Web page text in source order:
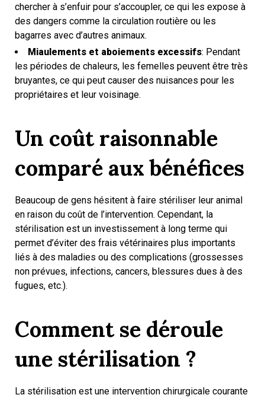
chercher à s’enfuir pour s’accoupler, ce qui les expose à
des dangers comme la circulation routière ou les
bagarres avec d’autres animaux.
Miaulements et aboiements excessifs: Pendant
les périodes de chaleurs, les femelles peuvent être très
bruyantes, ce qui peut causer des nuisances pour les
propriétaires et leur voisinage.
Un coût raisonnable
comparé aux bénéfices
Beaucoup de gens hésitent à faire stériliser leur animal
en raison du coût de l’intervention. Cependant, la
stérilisation est un investissement à long terme qui
permet d’éviter des frais vétérinaires plus importants
liés à des maladies ou des complications (grossesses
non prévues, infections, cancers, blessures dues à des
fugues, etc.).
Comment se déroule
une stérilisation ?
La stérilisation est une intervention chirurgicale courante